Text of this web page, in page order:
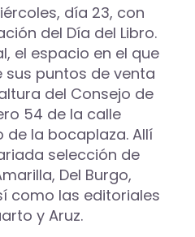
día 23, con
del Día del Libro.
el espacio en el que
puntos de venta
del Consejo de
54 de la calle
de la bocaplaza. Allí
selección de
Del Burgo,
como las editoriales
y Aruz.